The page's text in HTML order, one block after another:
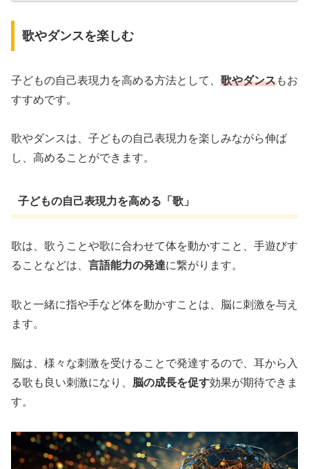
歌やダンスを楽しむ
子どもの自己表現力を高める方法として、 歌やダンスもお
すすめです。
歌やダンスは、子どもの自己表現力を楽しみながら伸ば
し、高めることができます。
子どもの自己表現力を高める「歌」
歌は、歌うことや歌に合わせて体を動かすこと、手遊びす
ることなどは、 言語能力の発達に繋がります。
歌と一緒に指や手など体を動かすことは、脳に刺激を与え
ます。
脳は、様々な刺激を受けることで発達するので、耳から入
る歌も良い刺激になり、 脳の成長を促す効果が期待できま
す。